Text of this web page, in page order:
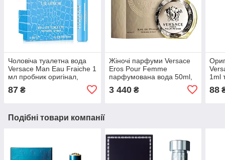
Чоловіча туалетна вода
Versace Man Eau Fraiche 1
мл пробник оригінал,
літній деревно-цитрусовий
свіжий аромат
87 ₴
Жіночі парфуми Versace
Eros Pour Femme
парфумована вода 50ml,
мускусний аромат
3 440₴
1ml
88
Подібні товари компанії